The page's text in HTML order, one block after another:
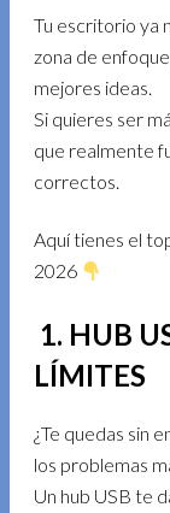
Tu escritorio ya
zona de
mejores ideas.
Si quieres ser
que realmente
correctos.
Aquí tienes el
2026
1. HUB
LÍMITES
¿Te quedas sin
los problemas
Un hub USB te